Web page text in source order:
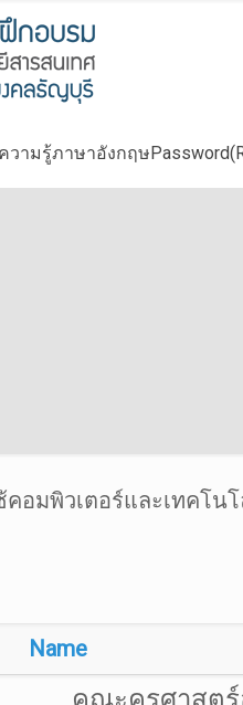
ามรู้ภาษาอังกฤษ
มพิวเตอร์และเทคโนโ
Name